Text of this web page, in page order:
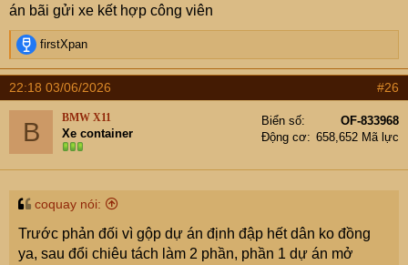
án bãi gửi xe kết hợp công viên
R
e
a
c
t
n
s
firstXpan
22:18 03/06/2026 #26
B BMW X11
Xe container
Biển số
OF-833968
Động cơ
658,652 Mã lực
coquay nói:
Trước phản đối vì gộp dự án định đập hết dân ko đồng
ya, sau đổi chiêu tách làm 2 phần, phần 1 dự án mở